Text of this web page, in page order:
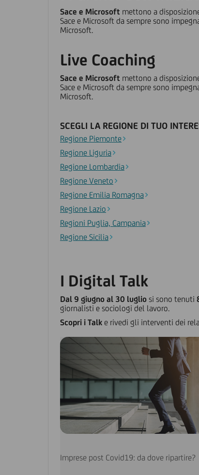
Sace e Microsoft mettono a
Sace e Microsoft da sempre sono
Microsoft.
Live Coaching
Sace e Microsoft mettono a
Sace e Microsoft da sempre sono
Microsoft.
SCEGLI LA REGIONE DI TUO
Regione Piemonte
Regione Liguria
Regione Lombardia
Regione Veneto
Regione Emilia Romagna
Regione Lazio
Regioni Puglia, Campania
Regione Sicilia
I Digital Talk
Dal 9 giugno al 30 luglio si sono tenuti
giornalisti e sociologi del lavoro.
Scopri i Talk e rivedi gli interventi dei
Imprese post Covid19: da dove